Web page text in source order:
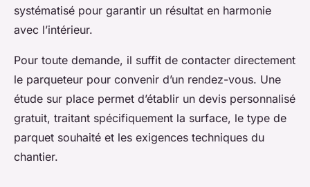
systématisé pour garantir un résultat en harmonie
avec l’intérieur.
Pour toute demande, il suffit de contacter directement
le parqueteur pour convenir d’un rendez-vous. Une
étude sur place permet d’établir un devis personnalisé
gratuit, traitant spécifiquement la surface, le type de
parquet souhaité et les exigences techniques du
chantier.